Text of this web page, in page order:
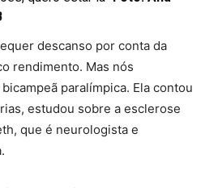
descanso por conta da
rendimento. Mas nós
paralímpica. Ela contou
estudou sobre a esclerose
que é neurologista e